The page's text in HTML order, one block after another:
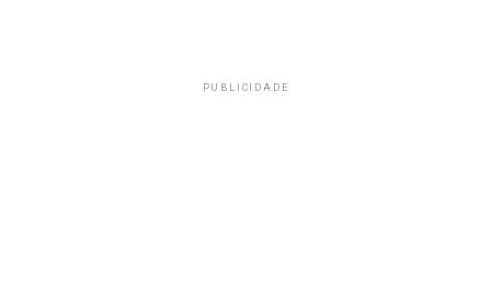
PUBLICIDADE